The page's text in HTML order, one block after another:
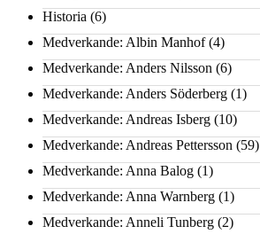
Historia (6)
Medverkande: Albin Manhof(4)
Medverkande: Anders Nilsson (6)
Medverkande: Anders Söderberg (1)
Medverkande: Andreas Isberg (10)
Medverkande: Andreas Pettersson (59)
Medverkande: Anna Balog (1)
Medverkande: Anna Warnberg (1)
Medverkande: Anneli Tunberg (2)